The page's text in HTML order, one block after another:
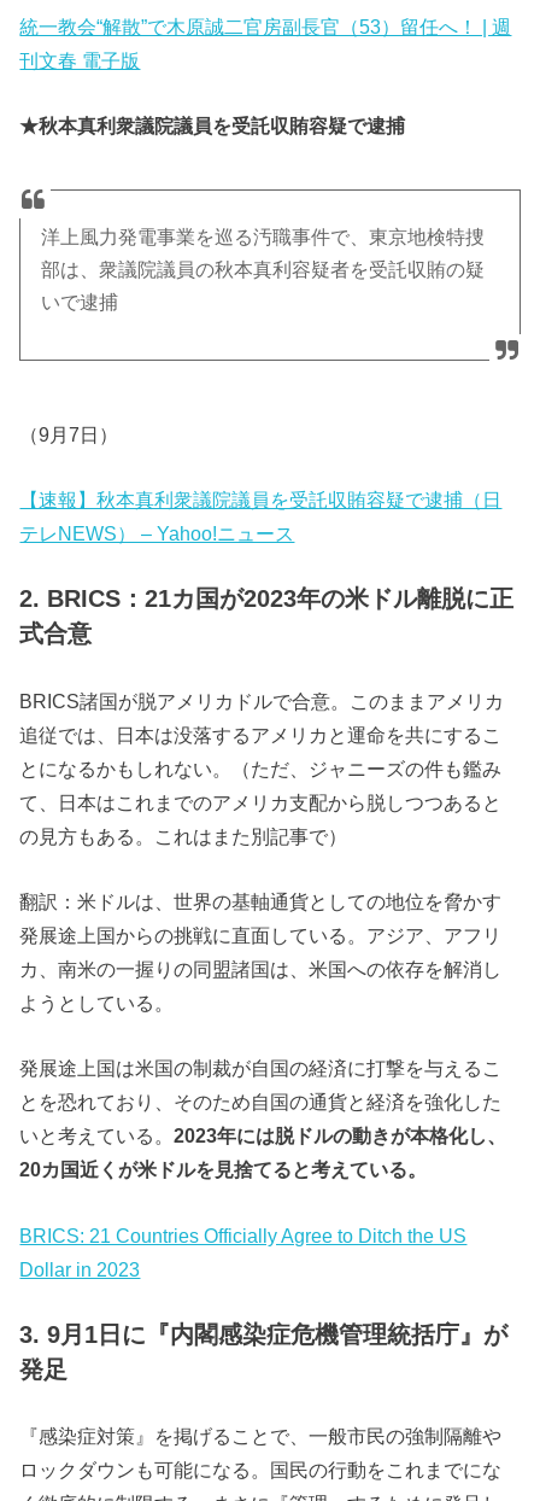
統一教会“解散”で木原誠二官房副長官（53）留任へ！ | 週
刊文春 電子版
★秋本真利衆議院議員を受託収賄容疑で逮捕
洋上風力発電事業を巡る汚職事件で、東京地検特捜
部は、衆議院議員の秋本真利容疑者を受託収賄の疑
いで逮捕
（9月7日）
【速報】秋本真利衆議院議員を受託収賄容疑で逮捕（日
テレNEWS） – Yahoo!ニュース
2. BRICS：21カ国が2023年の米ドル離脱に正
式合意
BRICS諸国が脱アメリカドルで合意。このままアメリカ
追従では、日本は没落するアメリカと運命を共にするこ
とになるかもしれない。（ただ、ジャニーズの件も鑑み
て、日本はこれまでのアメリカ支配から脱しつつあると
の見方もある。これはまた別記事で）
翻訳：米ドルは、世界の基軸通貨としての地位を脅かす
発展途上国からの挑戦に直面している。アジア、アフリ
カ、南米の一握りの同盟諸国は、米国への依存を解消し
ようとしている。
発展途上国は米国の制裁が自国の経済に打撃を与えるこ
とを恐れており、そのため自国の通貨と経済を強化した
いと考えている。2023年には脱ドルの動きが本格化し、
20カ国近くが米ドルを見捨てると考えている。
BRICS: 21 Countries Officially Agree to Ditch the US
Dollar in 2023
3. 9月1日に『内閣感染症危機管理統括庁』が
発足
『感染症対策』を掲げることで、一般市民の強制隔離や
ロックダウンも可能になる。国民の行動をこれまでにな